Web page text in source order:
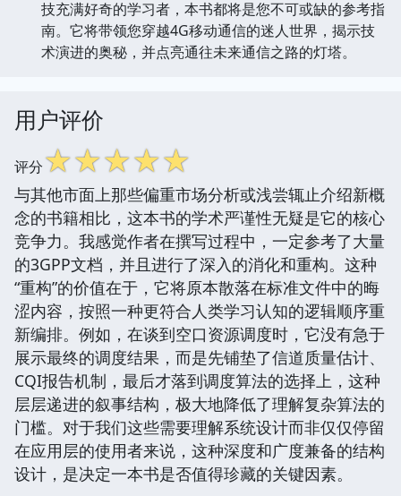
技充满好奇的学习者，本书都将是您不可或缺的参考指
南。它将带领您穿越4G移动通信的迷人世界，揭示技
术演进的奥秘，并点亮通往未来通信之路的灯塔。
用户评价
评分☆☆☆☆☆
与其他市面上那些偏重市场分析或浅尝辄止介绍新概
念的书籍相比，这本书的学术严谨性无疑是它的核心
竞争力。我感觉作者在撰写过程中，一定参考了大量
的3GPP文档，并且进行了深入的消化和重构。这种
“重构”的价值在于，它将原本散落在标准文件中的晦
涩内容，按照一种更符合人类学习认知的逻辑顺序重
新编排。例如，在谈到空口资源调度时，它没有急于
展示最终的调度结果，而是先铺垫了信道质量估计、
CQI报告机制，最后才落到调度算法的选择上，这种
层层递进的叙事结构，极大地降低了理解复杂算法的
门槛。对于我们这些需要理解系统设计而非仅仅停留
在应用层的使用者来说，这种深度和广度兼备的结构
设计，是决定一本书是否值得珍藏的关键因素。